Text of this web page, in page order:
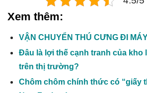
Xem thêm:
VẬN CHUYỂN THÚ CƯNG ĐI
Đâu là lợi thế cạnh tranh của kho
trên thị trường?
Chôm chôm chính thức có “giấy